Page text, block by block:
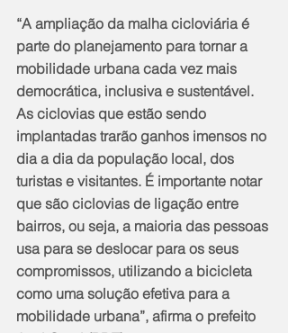
“A ampliação da malha cicloviária é
parte do planejamento para tornar a
mobilidade urbana cada vez mais
democrática, inclusiva e sustentável.
As ciclovias que estão sendo
implantadas trarão ganhos imensos no
dia a dia da população local, dos
turistas e visitantes. É importante notar
que são ciclovias de ligação entre
bairros, ou seja, a maioria das pessoas
usa para se deslocar para os seus
compromissos, utilizando a bicicleta
como uma solução efetiva para a
mobilidade urbana”, afirma o prefeito